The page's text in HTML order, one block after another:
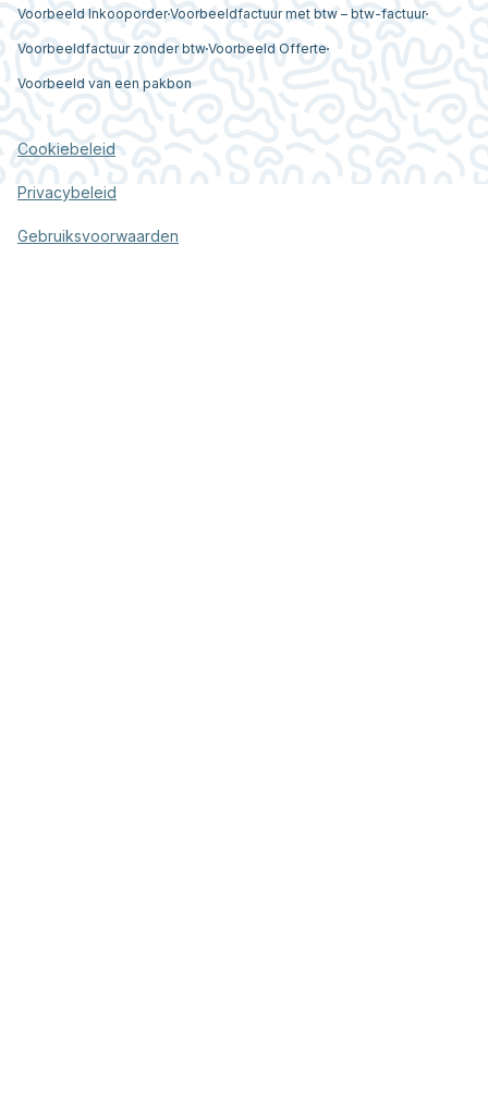
Voorbeeld InkooporderVoorbeeldfactuur met btw – btw-factuur
Voorbeeldfactuur zonder btwVoorbeeld Offerte
Voorbeeld van een pakbon
Cookiebeleid
Privacybeleid
Gebruiksvoorwaarden